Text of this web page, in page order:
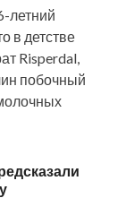
летний
в детстве
Risperdal,
побочный